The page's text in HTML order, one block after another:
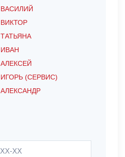
ВАСИЛИЙ
ВИКТОР
ТАТЬЯНА
ИВАН
АЛЕКСЕЙ
ИГОРЬ (СЕРВИС)
АЛЕКСАНДР